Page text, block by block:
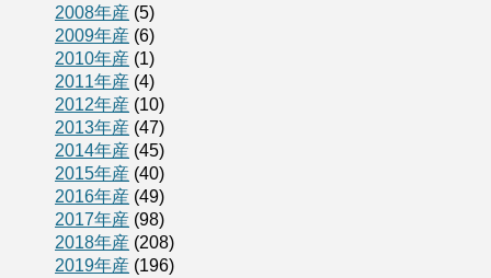
2008年産 (5)
2009年産 (6)
2010年産 (1)
2011年産 (4)
2012年産 (10)
2013年産 (47)
2014年産 (45)
2015年産 (40)
2016年産 (49)
2017年産 (98)
2018年産 (208)
2019年産 (196)